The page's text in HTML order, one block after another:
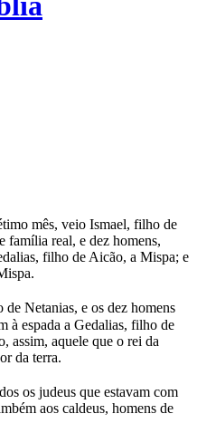
mês, veio Ismael, filho de
família real, e dez homens,
filho de Aicão, a Mispa; e
Netanias, e os dez homens
à espada a Gedalias, filho de
assim, aquele que o rei da
da terra.
os judeus que estavam com
aos caldeus, homens de